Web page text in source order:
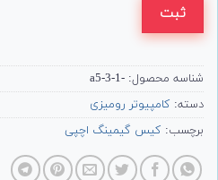
ثبت
شناسه محصول: -a5-3-1
دسته: کامپیوتر رومیزی
برچسب: کیس گیمینگ اچپی